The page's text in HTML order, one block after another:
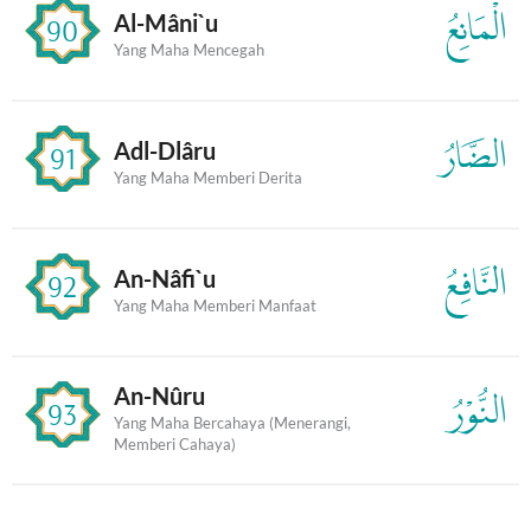
90 Al-Mâni`u
Yang Maha Mencegah الْمَانِعُ
91 Adl-Dlâru
Yang Maha Memberi Derita الضَّارُ
92 An-Nâfi`u
Yang Maha Memberi Manfaat النَّافِعُ
93 An-Nûru
Yang Maha Bercahaya (Menerangi,
Memberi Cahaya)
النُّوْرُ